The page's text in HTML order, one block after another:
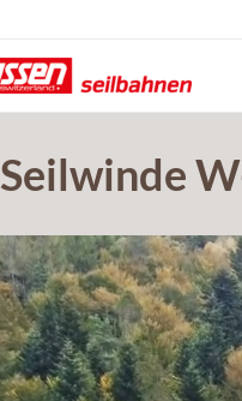
Seilwinde